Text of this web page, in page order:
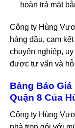
hoàn trả mặt
Công ty Hùng
hàng đầu, cam
chuyên nghiệp,
được tư vấn và hỗ
Bảng Báo
Quận 8 Của
Công ty Hùng